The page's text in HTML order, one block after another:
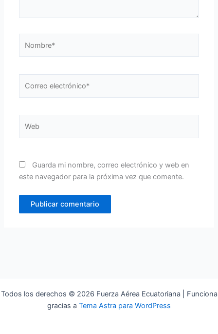
electrónico*
Guarda mi nombre, correo electrónico y web en
este navegador para la próxima vez que comente.
Todos los derechos © 2026 Fuerza Aérea Ecuatoriana | Funciona
gracias a Tema Astra para WordPress